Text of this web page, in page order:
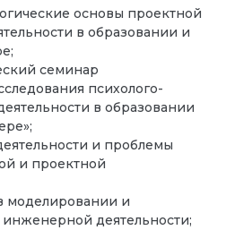
основы проектной
в образовании и
семинар
психолого-
в образовании
и проблемы
и проектной
моделировании и
деятельности;